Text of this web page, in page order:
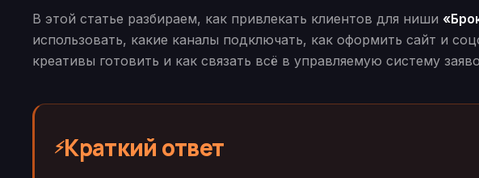
В этой статье разбираем, как привлекать клиентов для ниши
использовать, какие каналы подключать, как оформить сайт и
креативы готовить и как связать всё в управляемую систему
⚡Краткий ответ